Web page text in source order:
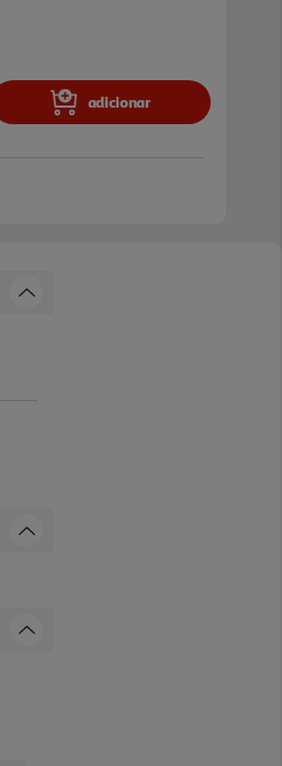
adicionar